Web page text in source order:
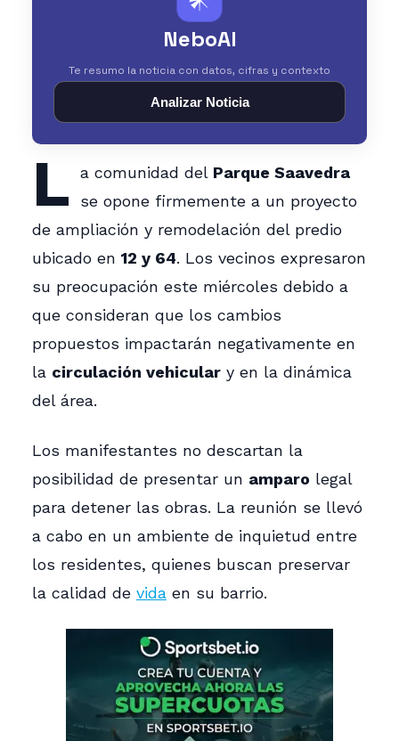
NeboAI
Te resumo la noticia con datos, cifras y contexto
Analizar Noticia
L a comunidad del Parque Saavedra
se opone firmemente a un proyecto
de ampliación y remodelación del predio
ubicado en 12 y 64. Los vecinos expresaron
su preocupación este miércoles debido a
que consideran que los cambios
propuestos impactarán negativamente en
la circulación vehicular y en la dinámica
del área.
Los manifestantes no descartan la
posibilidad de presentar un amparo legal
para detener las obras. La reunión se llevó
a cabo en un ambiente de inquietud entre
los residentes, quienes buscan preservar
la calidad de vida en su barrio.